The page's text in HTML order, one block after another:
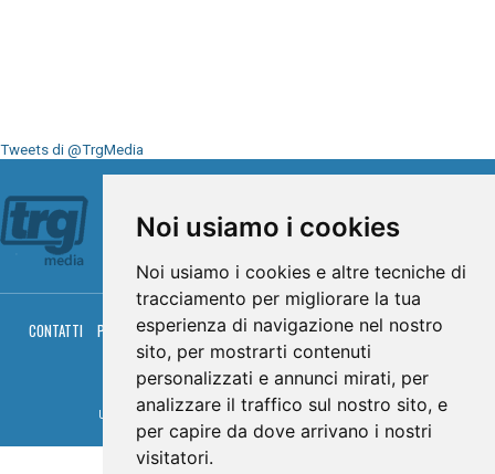
Noi usiamo i cookies
Noi usiamo i cookies e altre tecniche di
tracciamento per migliorare la tua
esperienza di navigazione nel nostro
sito, per mostrarti contenuti
personalizzati e annunci mirati, per
analizzare il traffico sul nostro sito, e
per capire da dove arrivano i nostri
visitatori.
Tweets di @TrgMedia
CONTATTI PRIVACY COOKIES PALINSESTO DIRETTA TV
DIRETTA RADIO
RGM HITRADIO
© TRG Media 2005-2026
Umbria Televisioni s.r.l. - P.I.00496230541 -www.trgmedia.it- Powered by